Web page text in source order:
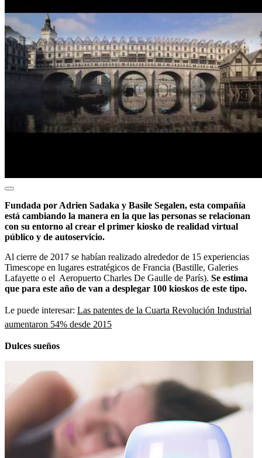
Fundada por Adrien Sadaka y Basile Segalen, esta compañía
está cambiando la manera en la que las personas se relacionan
con su entorno al crear el primer kiosko de realidad virtual
público y de autoservicio.
Al cierre de 2017 se habían realizado alrededor de 15 experiencias
Timescope en lugares estratégicos de Francia (Bastille, Galeries
Lafayette o el Aeropuerto Charles De Gaulle de París). Se estima
que para este año de van a desplegar 100 kioskos de este tipo.
Le puede interesar: Las patentes de la Cuarta Revolución Industrial
aumentaron 54% desde 2015
Dulces sueños